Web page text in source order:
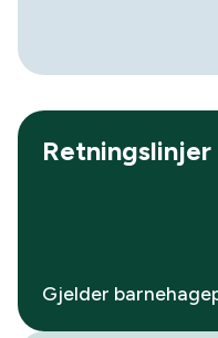
Gjelder